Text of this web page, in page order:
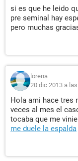
si es que he leido
pre seminal hay
pero muchas
lorena
20 dic 2013 a
Hola ami hace tres
veces al mes el
tocaba que me
me duele la espalda